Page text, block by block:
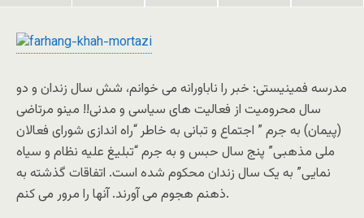
مدرسه فمینیستی: خبر را ناباورانه می خوانم، شش سال زندان و دو
سال محرومیت از فعالیت های سیاسی و مدنی!! مینو مرتاضی
(پیمان) به جرم ” اجتماع و تبانی به خاطر “راه اندازی شورای فعالان
ملی مذهبی” پنج سال حبس و به جرم “تبلیغ علیه نظام و سیاه
نمایی” به یک سال زندان محکوم شده است. اتفاقات گذشته به
ذهنم هجوم می آورند. آنها را مرور می کنم.